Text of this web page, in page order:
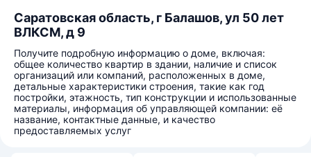
Саратовская область, г Балашов, ул 50 лет
ВЛКСМ, д 9
Получите подробную информацию о доме, включая:
общее количество квартир в здании, наличие и список
организаций или компаний, расположенных в доме,
детальные характеристики строения, такие как год
постройки, этажность, тип конструкции и использованные
материалы, информация об управляющей компании: её
название, контактные данные, и качество
предоставляемых услуг